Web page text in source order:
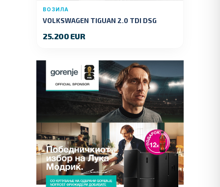
ВОЗИЛА
VOLKSWAGEN TIGUAN 2.0 TDI DSG
25.200 EUR